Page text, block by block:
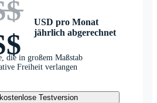
USD pro Monat
jährlich abgerechnet
die in großem Maßstab
Freiheit verlangen
Testversion